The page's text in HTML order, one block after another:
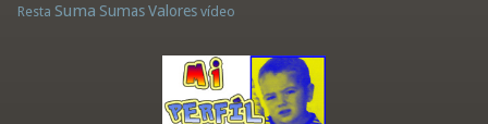
Resta Suma Sumas Valores vídeo